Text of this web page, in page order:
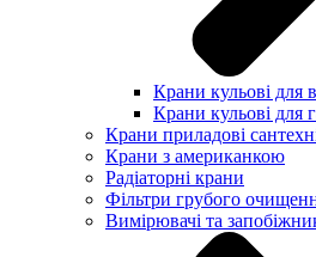
Крани кульові для
Крани кульові для
Крани приладові
Крани з американкою
Радіаторні крани
Фільтри грубого
Вимірювачі та